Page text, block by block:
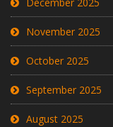
November 2025
October 2025
September 2025
August 2025